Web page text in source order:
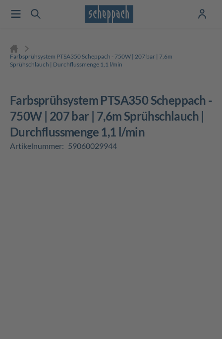
Farbsprühsystem PTSA350 Scheppach - 750W | 207 bar | 7,6m
Sprühschlauch | Durchflussmenge 1,1 l/min
Farbsprühsystem PTSA350 Scheppach -
750W | 207 bar | 7,6m Sprühschlauch |
Durchflussmenge 1,1 l/min
Artikelnummer: 59060029944